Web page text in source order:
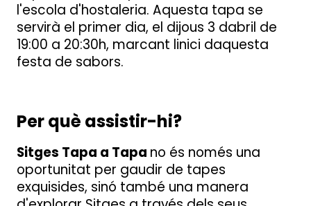
l'escola d'hostaleria. Aquesta tapa se
servirà el primer dia, el dijous 3 dabril de
19:00 a 20:30h, marcant linici daquesta
festa de sabors.
Per què assistir-hi?
Sitges Tapa a Tapa no és només una
oportunitat per gaudir de tapes
exquisides, sinó també una manera